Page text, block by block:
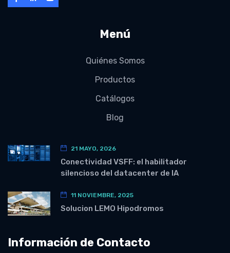
Menú
Quiénes Somos
Productos
Catálogos
Blog
21 MAYO, 2026
Conectividad VSFF: el habilitador
silencioso del datacenter de IA
11 NOVIEMBRE, 2025
Solucion LEMO Hipodromos
Información de Contacto